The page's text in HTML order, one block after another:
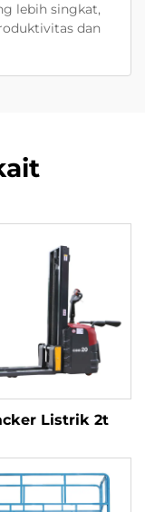
lebih singkat,
dan
Listrik 2t